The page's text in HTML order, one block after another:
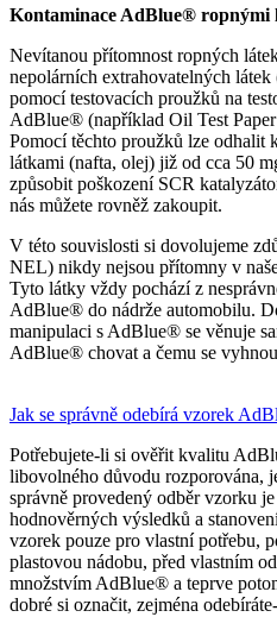
Kontaminace AdBlue®
Nevítanou přítomnost ropných
nepolárních extrahovatelných
pomocí testovacích proužků na
AdBlue® (například Oil Test
Pomocí těchto proužků lze
látkami (nafta, olej) již od cca 50
způsobit poškození SCR
nás můžete rovněž zakoupit.
V této souvislosti si dovolujeme
NEL) nikdy nejsou přítomny v
Tyto látky vždy pochází z
AdBlue® do nádrže automobilu.
manipulaci s AdBlue® se věnuje
AdBlue® chovat a čemu se
Jak se správně odebírá vzorek
Potřebujete-li si ověřit kvalitu
libovolného důvodu rozporována,
správně provedený odběr vzorku
hodnověrných výsledků a
vzorek pouze pro vlastní potřebu,
plastovou nádobu, před vlastním
množstvím AdBlue® a teprve
dobré si označit, zejména